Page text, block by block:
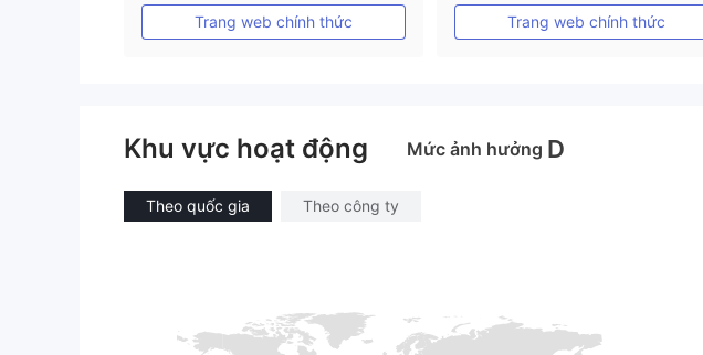
MT4 Chính thức
Trang web chính thức
MT4 Chính thức
Trang web chính thức
Khu vực hoạt động Mức ảnh hưởng D
Theo quốc gia Theo công ty